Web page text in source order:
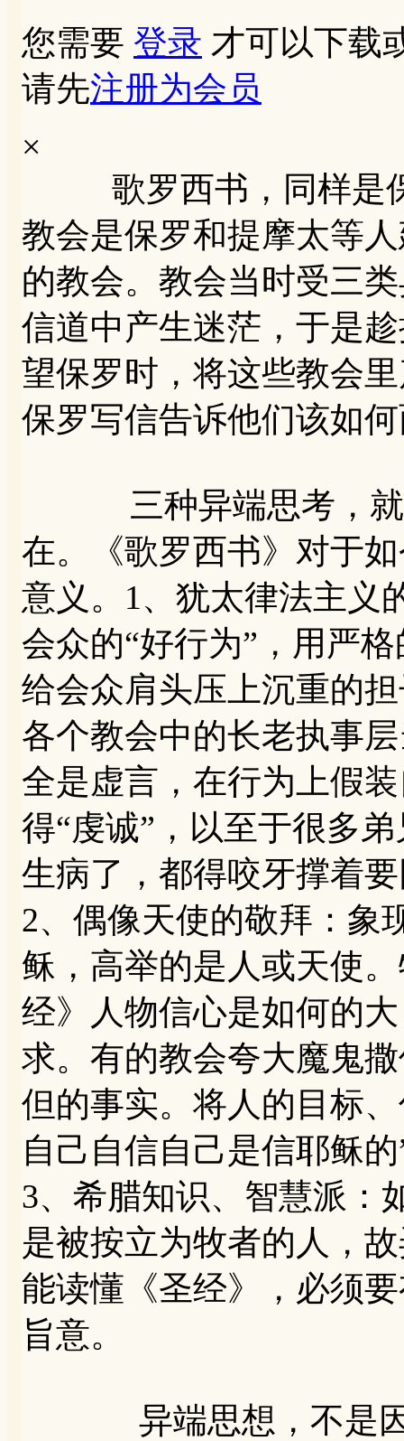
您需要 登录 才可以下载
请先注册为会员
×
歌罗西书，同样是保
教会是保罗和提摩太等
的教会。教会当时受三
信道中产生迷茫，于是
望保罗时，将这些教会
保罗写信告诉他们该如
三种异端思考，就是
在。《歌罗西书》对于
意义。1、犹太律法主义
会众的“好行为”，用严
给会众肩头压上沉重的
各个教会中的长老执事
全是虚言，在行为上假
得“虔诚”，以至于很多
生病了，都得咬牙撑着
2、偶像天使的敬拜：象
稣，高举的是人或天使
经》人物信心是如何的
求。有的教会夸大魔鬼
但的事实。将人的目标
自己自信自己是信耶稣的
3、希腊知识、智慧派：
是被按立为牧者的人，
能读懂《圣经》，必须
旨意。
异端思想，不是因